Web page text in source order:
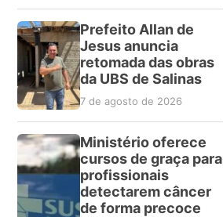
Prefeito Allan de
Jesus anuncia
retomada das obras
da UBS de Salinas
7 de agosto de 2026
Ministério oferece
cursos de graça para
profissionais
detectarem câncer
de forma precoce